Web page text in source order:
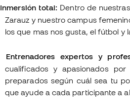
Inmersión total: Dentro de
Zarauz y nuestro campus
los que mas nos gusta, el fútbol y
Entrenadores expertos y
cualificados y apasionados
preparados según cuál sea tu
que ayude a cada participante a